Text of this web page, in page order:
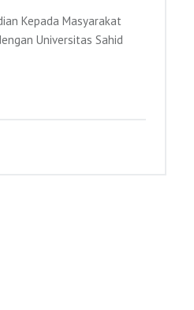
Kepada Masyarakat
Universitas Sahid